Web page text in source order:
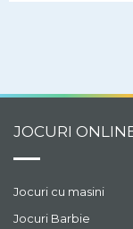
JOCURI
Jocuri cu masini
Jocuri Barbie